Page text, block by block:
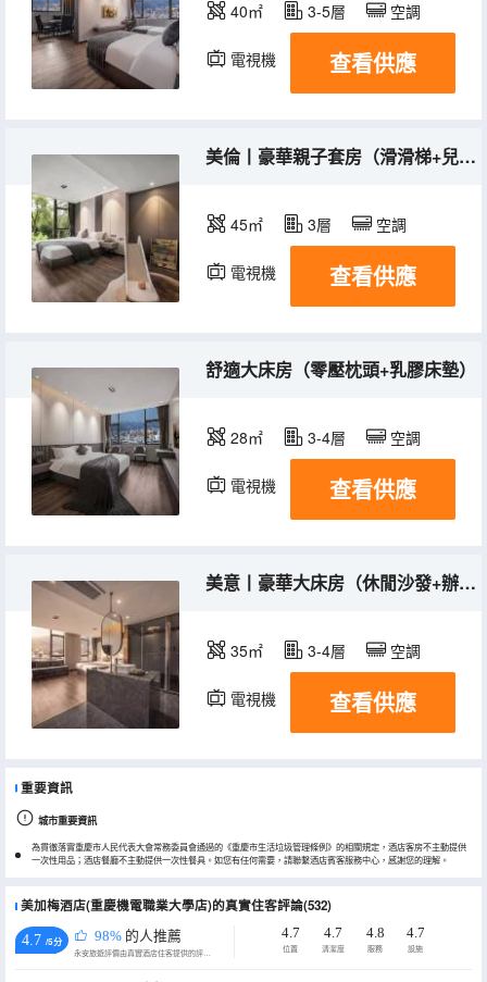
40㎡ 3-5層 空調
電視機 查看供應
美倫丨豪華親子套房（滑滑梯+兒童洗漱用品+乳膠床墊）
45㎡ 3層 空調
電視機 查看供應
舒適大床房（零壓枕頭+乳膠床墊）
28㎡ 3-4層 空調
電視機 查看供應
美意丨豪華大床房（休閒沙發+辦公書桌+LED化粧鏡）
35㎡ 3-4層 空調
電視機 查看供應
重要資訊
城市重要資訊
為貫徹落實重慶市人民代表大會常務委員會通過的《重慶市生活垃圾管理條例》的相關規定，酒店客房不主動提供
一次性用品；酒店餐廳不主動提供一次性餐具。如您有任何需要，請聯繫酒店賓客服務中心，感謝您的理解。
美加梅酒店(重慶機電職業大學店)的真實住客評論(532)
4.7 /5分 98% 的人推薦
永安旅遊評價由真實酒店住客提供的評價。
4.7
位置
4.7
清潔度
4.8
服務
4.7
設施